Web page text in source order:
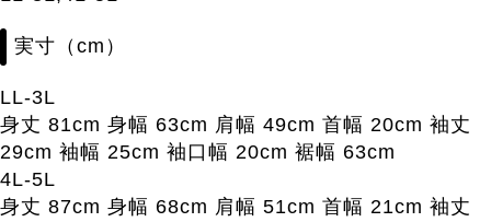
実寸（cm）
LL-3L
身丈 81cm 身幅 63cm 肩幅 49cm 首幅 20cm 袖丈
29cm 袖幅 25cm 袖口幅 20cm 裾幅 63cm
4L-5L
身丈 87cm 身幅 68cm 肩幅 51cm 首幅 21cm 袖丈